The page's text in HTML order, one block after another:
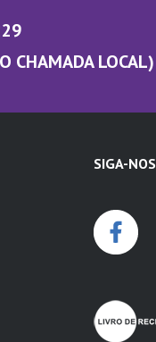
CHAMADA LOCAL)
SIGA-NOS